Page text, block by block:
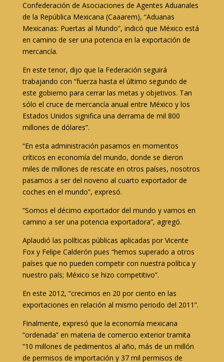
Confederación de Asociaciones de Agentes Aduanales
de la República Mexicana (Caaarem), “Aduanas
Mexicanas: Puertas al Mundo”, indicó que México está
en camino de ser una potencia en la exportación de
mercancía.
En este tenor, dijo que la Federación seguirá
trabajando con “fuerza hasta el último segundo de
este gobierno para cerrar las metas y objetivos. Tan
sólo el cruce de mercancía anual entre México y los
Estados Unidos significa una derrama de mil 800
millones de dólares”.
“En esta administración pasamos en momentos
críticos en economía del mundo, donde se dieron
miles de millones de rescate en otros países, nosotros
pasamos a ser del noveno al cuarto exportador de
coches en el mundo”, expresó.
“Somos el décimo exportador del mundo y vamos en
camino a ser una potencia exportadora”, agregó.
Aplaudió las políticas públicas aplicadas por Vicente
Fox y Felipe Calderón pues “hemos superado a otros
países que no pueden competir con nuestra política y
nuestro país; México se hizo competitivo”.
En este 2012, “crecimos en 20 por ciento en las
exportaciones en relación al mismo periodo del 2011”.
Finalmente, expresó que la economía mexicana
“ordenada” en materia de comercio exterior tramita
“10 millones de pedimentos al año, más de un millón
de permisos de importación y 37 mil permisos de